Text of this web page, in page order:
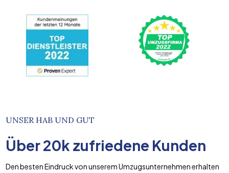
UNSER HAB UND GUT
Über20k zufriedene Kunden
Den besten Eindruck von unserem Umzugsunternehmen erhalten